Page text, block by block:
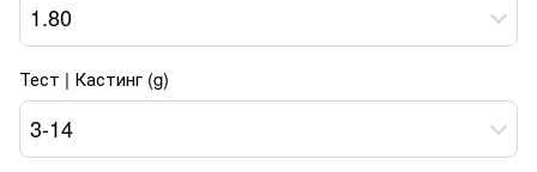
1.80
Тест | Кастинг (g)
3-14